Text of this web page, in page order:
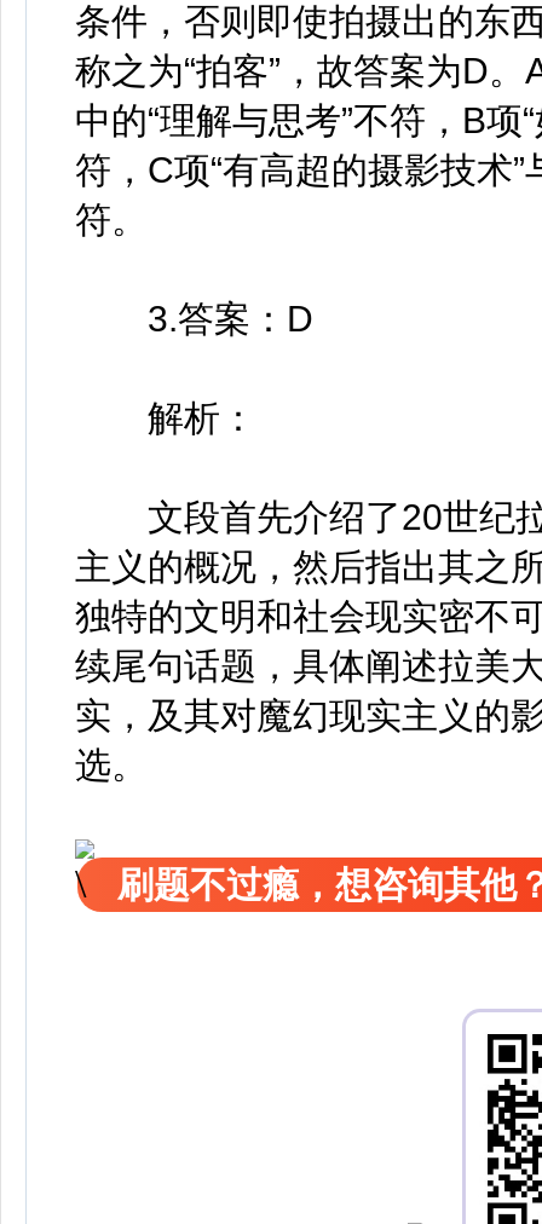
条件，否则即使拍摄出的东
称之为“拍客”，故答案为D
中的“理解与思考”不符，B项
符，C项“有高超的摄影技术
符。
3.答案：D
解析：
文段首先介绍了20世纪
主义的概况，然后指出其之
独特的文明和社会现实密不
续尾句话题，具体阐述拉美
实，及其对魔幻现实主义的
选。
刷题不过瘾，想咨询其他